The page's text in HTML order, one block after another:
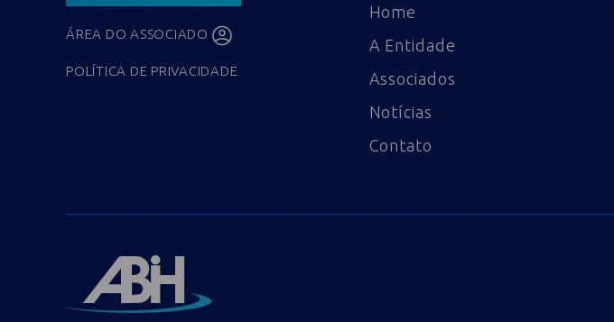
ÁREA DO ASSOCIADO
POLÍTICA DE PRIVACIDADE
Home
A Entidade
Associados
Notícias
Contato